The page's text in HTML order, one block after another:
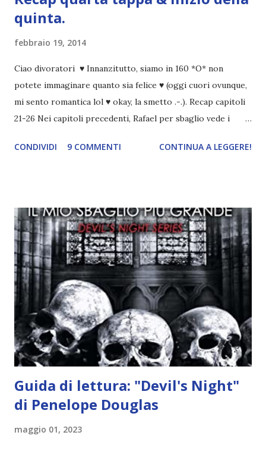
quinta.
febbraio 19, 2014
Ciao divoratori ♥ Innanzitutto, siamo in 160 *O* non
potete immaginare quanto sia felice ♥ (oggi cuori ovunque,
mi sento romantica lol ♥ okay, la smetto .-.). Recap capitoli
21-26 Nei capitoli precedenti, Rafael per sbaglio vede i
incontrano e Hesediel mostra loro come combattere i puri.
angelo puro, Elemiah. Ma, a differenza di cosa pensano,
l'angelo non ha intenzione di fare una strage, piuttosto è lì
per avvertili che Mikael non è più "l'angelo puro" che
credono e che potrebbe aver ucciso altri mezzi angeli, tipo
Rafael. A quelle parole, Haniel seguito da altri ibridi, si reca
nell'appartamento, senza risultati. Infine cercano nella
chiesetta. Lì trovano Rafael alle prese con gli angeli puri,
ma questa volta ...
CONDIVIDI 9 COMMENTI CONTINUA A LEGGERE!
Guida di lettura: "Devil's Night"
di Penelope Douglas
maggio 01, 2023